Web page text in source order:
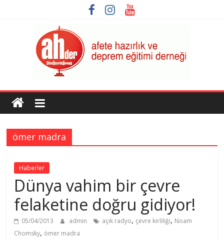
AHDER
Afete
ve
Deprem
Eğitimi
Derneği
ömer madra
Haberler
Dünya vahim bir çevre
felaketine doğru gidiyor!
05/04/2013 admin açık radyo, çevre kirliliği, Noam
Chomsky, ömer madra